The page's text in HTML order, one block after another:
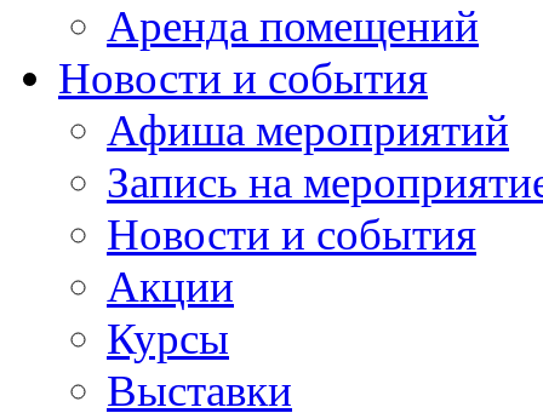
Аренда помещений
Новости и события
Афиша мероприятий
Запись на
Новости и события
Акции
Курсы
Выставки